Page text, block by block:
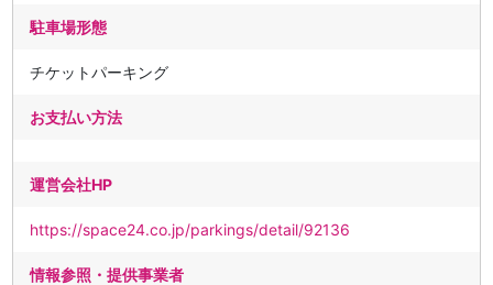
駐車場形態
チケットパーキング
お支払い方法
運営会社HP
https://space24.co.jp/parkings/detail/92136
情報参照・提供事業者